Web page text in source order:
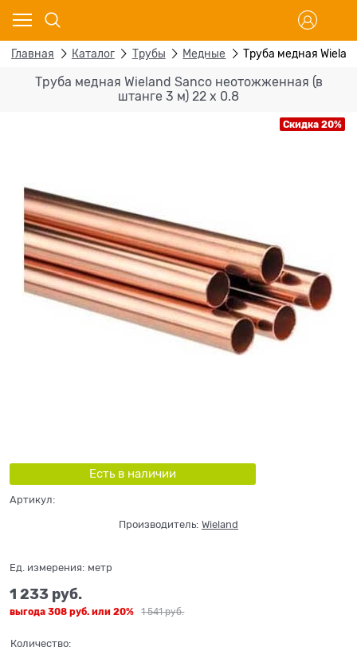
Главная Каталог Трубы Медные Труба медная
Труба медная Wieland Sanco неотожженная (в
штанге 3 м) 22 x 0.8
Скидка 20%
Есть в наличии
Артикул:
Производитель: Wieland
Ед. измерения: метр
1 541 руб.
1 233 руб.
выгода 308 руб. или 20%
Количество: